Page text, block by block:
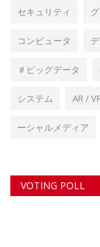
セキュリティ
コンピュータ
＃ビッグデータ
システム AR /
ーシャルメディア
VOTING POLL